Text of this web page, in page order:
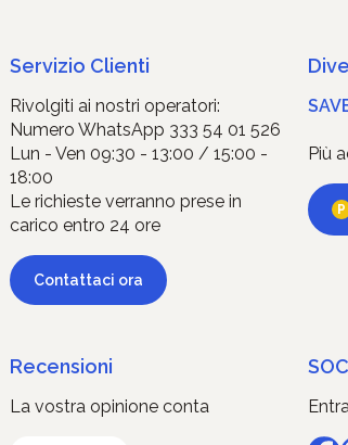
Servizio Clienti
Rivolgiti ai nostri operatori:
Numero WhatsApp 333 54 01 526
Lun - Ven 09:30 - 13:00 / 15:00 -
18:00
Le richieste verranno prese in
carico entro 24 ore
Contattaci ora
Più
Recensioni
La vostra opinione conta